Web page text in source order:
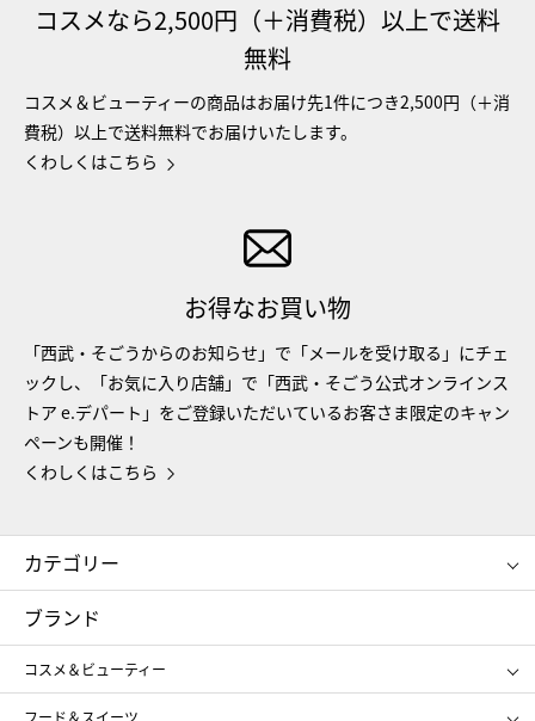
コスメなら2,500円（＋消費税）以上で送料
無料
コスメ＆ビューティーの商品はお届け先1件につき2,500円（＋消
費税）以上で送料無料でお届けいたします。
くわしくはこちら
お得なお買い物
「西武・そごうからのお知らせ」で「メールを受け取る」にチェ
ックし、「お気に入り店舗」で「西武・そごう公式オンラインス
トア e.デパート」をご登録いただいているお客さま限定のキャン
ペーンも開催！
くわしくはこちら
カテゴリー
コスメ＆ビューティー
ギフト
レディース
メンズ
スポーツ・アウトドア
ブランド
コスメ＆ビューティー
SHISEIDO